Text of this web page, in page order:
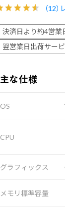
（12）
決済日より約4営業
翌営業日出荷サー
主な仕様
OS
CPU
グラフィックス
メモリ標準容量